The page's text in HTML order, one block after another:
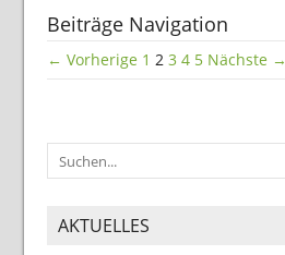
Beiträge Navigation
← Vorherige 1 2 3 4 5 Nächste →
AKTUELLES